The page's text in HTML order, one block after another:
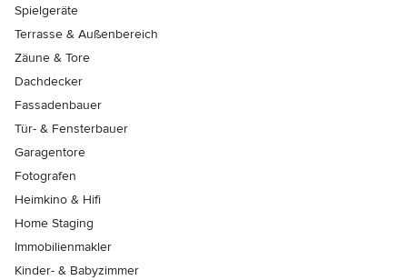
Spielgeräte
Terrasse & Außenbereich
Zäune & Tore
Dachdecker
Fassadenbauer
Tür- & Fensterbauer
Garagentore
Fotografen
Heimkino & Hifi
Home Staging
Immobilienmakler
Kinder- & Babyzimmer